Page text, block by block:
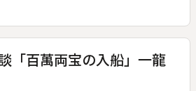
「百萬両宝の入船」一龍